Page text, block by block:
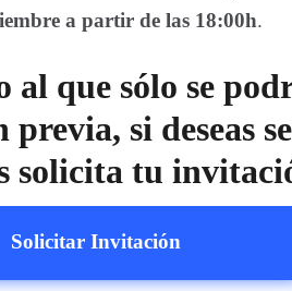
a partir de las 18:00h.
al que sólo se
si deseas
solicita tu
Solicitar Invitación